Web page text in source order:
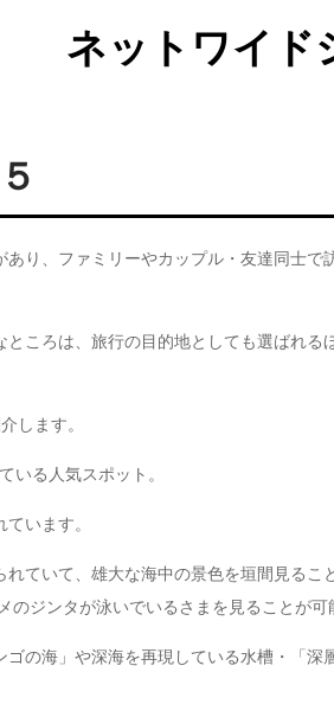
ネットワイド
り、ファミリーやカップル・友達同士で
ころは、旅行の目的地としても選ばれる
します。
いる人気スポット。
います。
ていて、雄大な海中の景色を垣間見るこ
ジンタが泳いでいるさまを見ることが可
の海」や深海を再現している水槽・「深